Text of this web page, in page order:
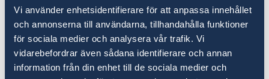
Vi använder enhetsidentifierare för att anpassa innehållet
och annonserna till användarna, tillhandahålla funktioner
för sociala medier och analysera vår trafik. Vi
vidarebefordrar även sådana identifierare och annan
information från din enhet till de sociala medier och